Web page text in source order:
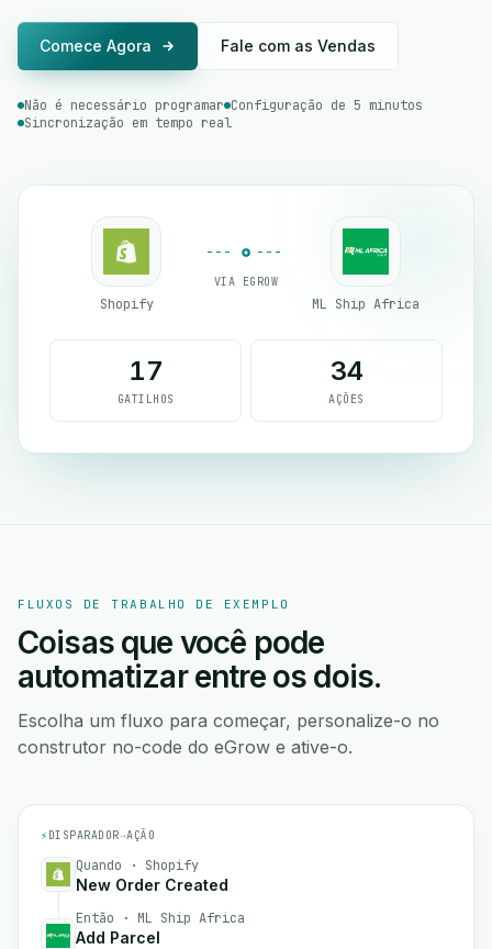
Comece Agora Fale com as Vendas
Não é necessário programar Configuração de 5 minutos
Sincronização em tempo real
Shopify
VIA EGROW
ML Ship Africa
17
GATILHOS
34
AÇÕES
FLUXOS DE TRABALHO DE EXEMPLO
Coisas que você pode
automatizar entre os dois.
Escolha um fluxo para começar, personalize-o no
construtor no-code do eGrow e ative-o.
⚡ DISPARADOR→AÇÃO
Quando · Shopify
New Order Created
Então · ML Ship Africa
Add Parcel